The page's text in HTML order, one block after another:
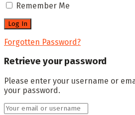
Remember Me
Forgotten Password?
Retrieve your password
Please enter your username or
your password.